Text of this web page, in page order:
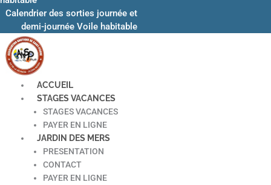
Calendrier des sorties journée et
demi-journée Voile habitable
ACCUEIL
STAGES VACANCES
STAGES VACANCES
PAYER EN LIGNE
JARDIN DES MERS
PRESENTATION
CONTACT
PAYER EN LIGNE